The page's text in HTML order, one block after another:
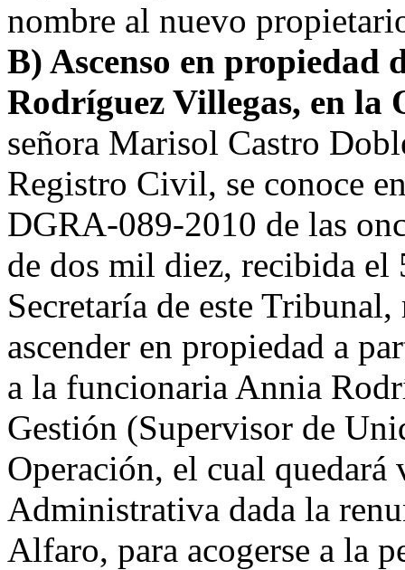
nombre al nuevo
B) Ascenso en
Rodríguez Villegas, en
señora Marisol Castro
Registro Civil, se conoce
DGRA-089-2010 de las
de dos mil diez, recibida el
Secretaría de este
ascender en propiedad a
a la funcionaria Annia
Gestión (Supervisor de
Operación, el cual quedará
Administrativa dada la
Alfaro, para acogerse a la